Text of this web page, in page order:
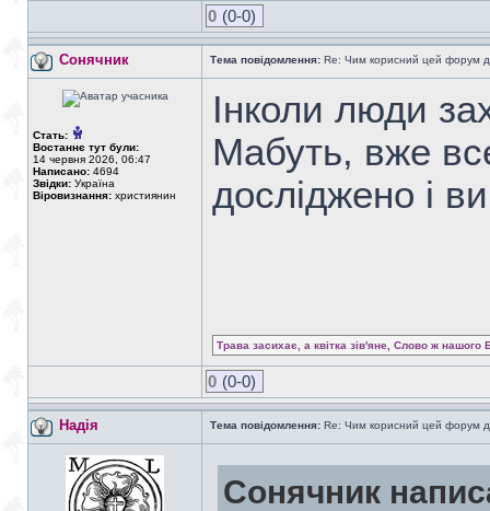
0 (0-0)
Сонячник Тема повідомлення: Re: Чим корисний цей форум
Стать:
Востаннє тут були:
14 червня 2026, 06:47
Написано: 4694
Звідки: Україна
Віровизнання: християнин
Інколи люди
Мабуть, вже
досліджено і
Трава засихає, а квітка зів'яне, Слово ж нашого
0 (0-0)
Надія Тема повідомлення: Re: Чим корисний цей форум
Сонячник